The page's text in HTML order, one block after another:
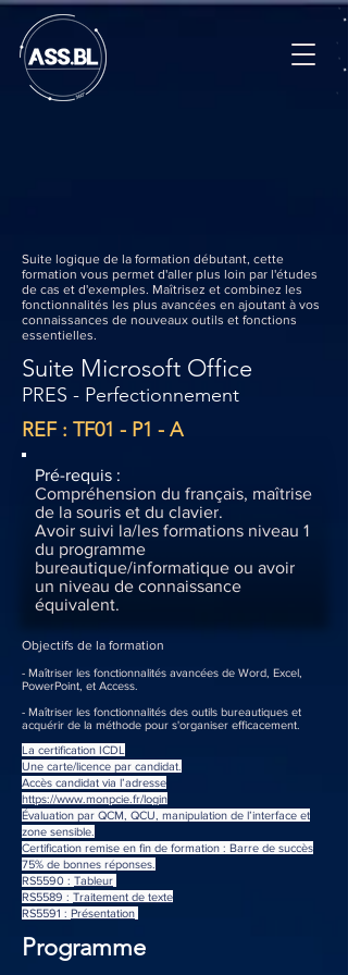
Suite logique de la formation débutant, cette
formation vous permet d'aller plus loin par l'études
de cas et d'exemples. Maîtrisez et combinez les
fonctionnalités les plus avancées en ajoutant à vos
connaissances de nouveaux outils et fonctions
essentielles.
Suite Microsoft Office
PRES - Perfectionnement
REF : TF01 - P1 - A
Pré-requis :
Compréhension du français, maîtrise
de la souris et du clavier.
Avoir suivi la/les formations niveau 1
du programme
bureautique/informatique ou avoir
un niveau de connaissance
équivalent.
Objectifs de la formation
- Maîtriser les fonctionnalités avancées de Word, Excel,
PowerPoint, et Access.
- Maîtriser les fonctionnalités des outils bureautiques et
acquérir de la méthode pour s'organiser efficacement.
La certification ICDL
Une carte/licence par candidat.
Accès candidat via l’adresse
https://www.monpcie.fr/login
Évaluation par QCM, QCU, manipulation de l’interface et
zone sensible.
Certification remise en fin de formation : Barre de succès
75% de bonnes réponses.
RS5590 : Tableur
RS5589 : Traitement de texte
RS5591 : Présentation
Programme